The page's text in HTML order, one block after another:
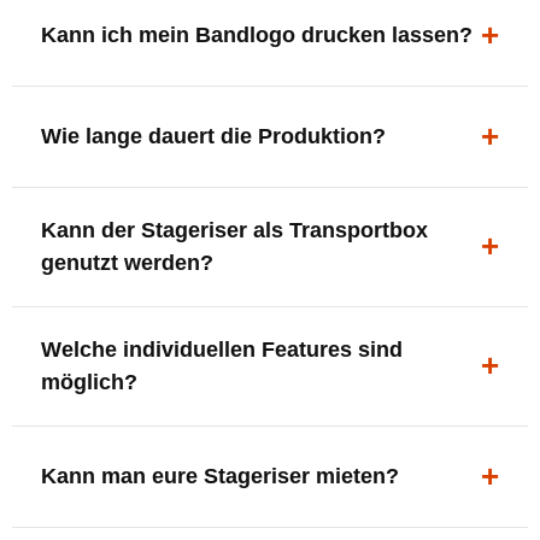
ergonomisch, sicher und gut sichtbar.
Kann ich mein Bandlogo drucken lassen?
deine Bühne, deine Marke.
Wie lange dauert die Produktion?
innerhalb Deutschlands kostenfrei.
Kann der Stageriser als Transportbox
genutzt werden?
oder Zubehör nutzen.
Welche individuellen Features sind
möglich?
XLR-Brücke / Schnittstelle
Setlist-Clip
Kann man eure Stageriser mieten?